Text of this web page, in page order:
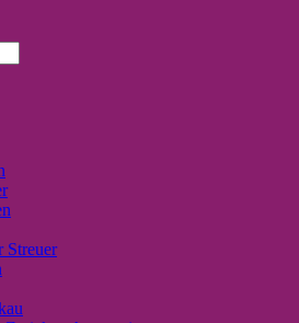
Streuer